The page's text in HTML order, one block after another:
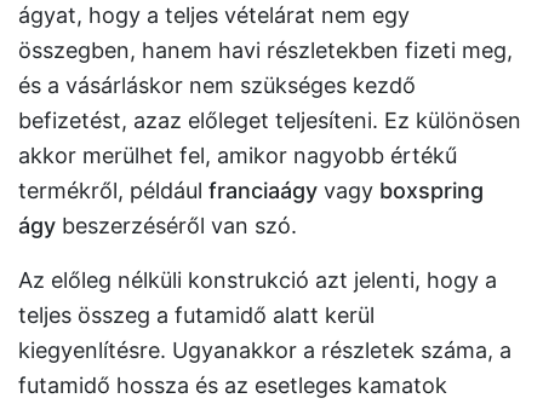
ágyat, hogy a teljes vételárat nem egy
összegben, hanem havi részletekben fizeti meg,
és a vásárláskor nem szükséges kezdő
befizetést, azaz előleget teljesíteni. Ez különösen
akkor merülhet fel, amikor nagyobb értékű
termékről, például franciaágy vagy boxspring
ágy beszerzéséről van szó.
Az előleg nélküli konstrukció azt jelenti, hogy a
teljes összeg a futamidő alatt kerül
kiegyenlítésre. Ugyanakkor a részletek száma, a
futamidő hossza és az esetleges kamatok